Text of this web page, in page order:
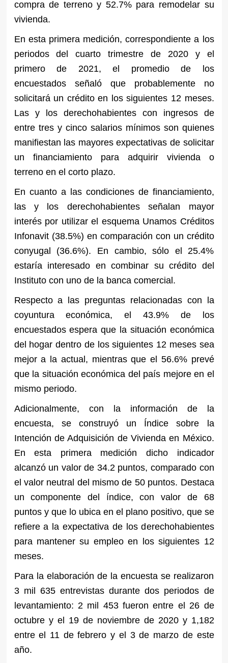
compra de terreno y 52.7% para remodelar su
vivienda.
En esta primera medición, correspondiente a los
periodos del cuarto trimestre de 2020 y el
primero de 2021, el promedio de los
encuestados señaló que probablemente no
solicitará un crédito en los siguientes 12 meses.
Las y los derechohabientes con ingresos de
entre tres y cinco salarios mínimos son quienes
manifiestan las mayores expectativas de solicitar
un financiamiento para adquirir vivienda o
terreno en el corto plazo.
En cuanto a las condiciones de financiamiento,
las y los derechohabientes señalan mayor
interés por utilizar el esquema Unamos Créditos
Infonavit (38.5%) en comparación con un crédito
conyugal (36.6%). En cambio, sólo el 25.4%
estaría interesado en combinar su crédito del
Instituto con uno de la banca comercial.
Respecto a las preguntas relacionadas con la
coyuntura económica, el 43.9% de los
encuestados espera que la situación económica
del hogar dentro de los siguientes 12 meses sea
mejor a la actual, mientras que el 56.6% prevé
que la situación económica del país mejore en el
mismo periodo.
Adicionalmente, con la información de la
encuesta, se construyó un Índice sobre la
Intención de Adquisición de Vivienda en México.
En esta primera medición dicho indicador
alcanzó un valor de 34.2 puntos, comparado con
el valor neutral del mismo de 50 puntos. Destaca
un componente del índice, con valor de 68
puntos y que lo ubica en el plano positivo, que se
refiere a la expectativa de los derechohabientes
para mantener su empleo en los siguientes 12
meses.
Para la elaboración de la encuesta se realizaron
3 mil 635 entrevistas durante dos periodos de
levantamiento: 2 mil 453 fueron entre el 26 de
octubre y el 19 de noviembre de 2020 y 1,182
entre el 11 de febrero y el 3 de marzo de este
año.